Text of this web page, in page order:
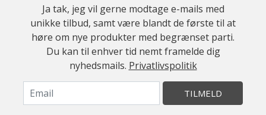
Ja tak, jeg vil gerne modtage e-mails med
unikke tilbud, samt være blandt de første til at
høre om nye produkter med begrænset parti.
Du kan til enhver tid nemt framelde dig
nyhedsmails. Privatlivspolitik
TILMELD